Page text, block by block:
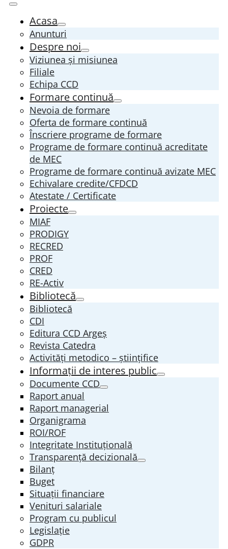
Acasa
Anunturi
Despre noi
Viziunea și misiunea
Filiale
Echipa CCD
Formare continuă
Nevoia de formare
Oferta de formare continuă
Înscriere programe de formare
Programe de formare continuă acreditate
de MEC
Programe de formare continuă avizate MEC
Echivalare credite/CFDCD
Atestate / Certificate
Proiecte
MIAF
PRODIGY
RECRED
PROF
CRED
RE-Activ
Bibliotecă
Bibliotecă
CDI
Editura CCD Argeş
Revista Catedra
Activități metodico – științifice
Informații de interes public
Documente CCD
Raport anual
Raport managerial
Organigrama
ROI/ROF
Integritate Instituțională
Transparenţă decizională
Bilanț
Buget
Situații financiare
Venituri salariale
Program cu publicul
Legislație
GDPR